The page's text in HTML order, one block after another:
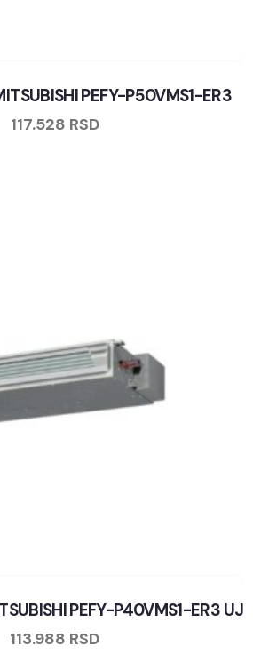
PEFY-P50VMS1-ER3
117.528 RSD
PEFY-P40VMS1-ER3 UJ
113.988 RSD